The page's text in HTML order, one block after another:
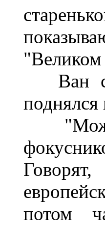
Ван
потом